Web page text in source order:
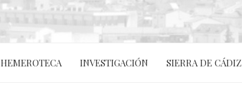
HEMEROTECA INVESTIGACIÓN SIERRA DE CÁDIZ